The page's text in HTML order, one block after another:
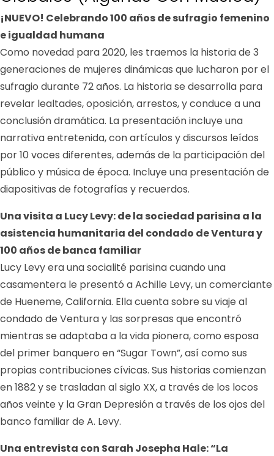
¡NUEVO! Celebrando 100 años de sufragio femenino
e igualdad humana
Como novedad para 2020, les traemos la historia de 3
generaciones de mujeres dinámicas que lucharon por el
sufragio durante 72 años. La historia se desarrolla para
revelar lealtades, oposición, arrestos, y conduce a una
conclusión dramática. La presentación incluye una
narrativa entretenida, con artículos y discursos leídos
por 10 voces diferentes, además de la participación del
público y música de época. Incluye una presentación de
diapositivas de fotografías y recuerdos.
Una visita a Lucy Levy: de la sociedad parisina a la
asistencia humanitaria del condado de Ventura y
100 años de banca familiar
Lucy Levy era una socialité parisina cuando una
casamentera le presentó a Achille Levy, un comerciante
de Hueneme, California. Ella cuenta sobre su viaje al
condado de Ventura y las sorpresas que encontró
mientras se adaptaba a la vida pionera, como esposa
del primer banquero en “Sugar Town”, así como sus
propias contribuciones cívicas. Sus historias comienzan
en 1882 y se trasladan al siglo XX, a través de los locos
años veinte y la Gran Depresión a través de los ojos del
banco familiar de A. Levy.
Una entrevista con Sarah Josepha Hale: “La